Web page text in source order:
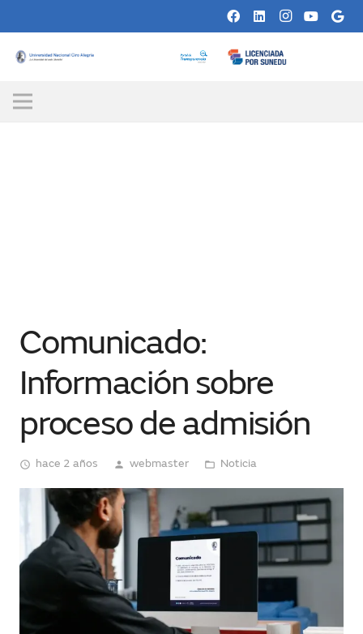
Comunicado:
Información sobre
proceso de admisión
access_time hace 2 años person webmaster folder_open Noticia